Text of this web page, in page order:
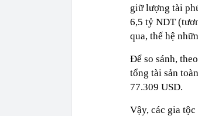
giữ lượng tài
6,5 tỷ NDT
qua, thế hệ
Để so sánh,
tổng tài sản
77.309 USD.
Vậy, các gia